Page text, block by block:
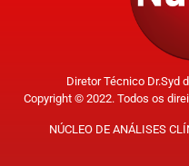
Diretor Técnico Dr.Syd
Copyright © 2022. Todos os
NÚCLEO DE ANÁLISES